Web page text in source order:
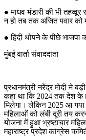
● माधव भंडारी की भी
न हो तब तक अजित पवार को
● हिंदी थोपने के पीछे भाजपा
मुंबई वार्ता संवाददाता
प्रधानमंत्री नरेंद्र मोदी ने
कहा था कि 2024 तक देश के
मिलेगा। लेकिन 2025 आ गया
महिलाओं को लंबी दूरी तय
योजना में हुआ भ्रष्टाचार
महाराष्ट्र प्रदेश कांग्रेस